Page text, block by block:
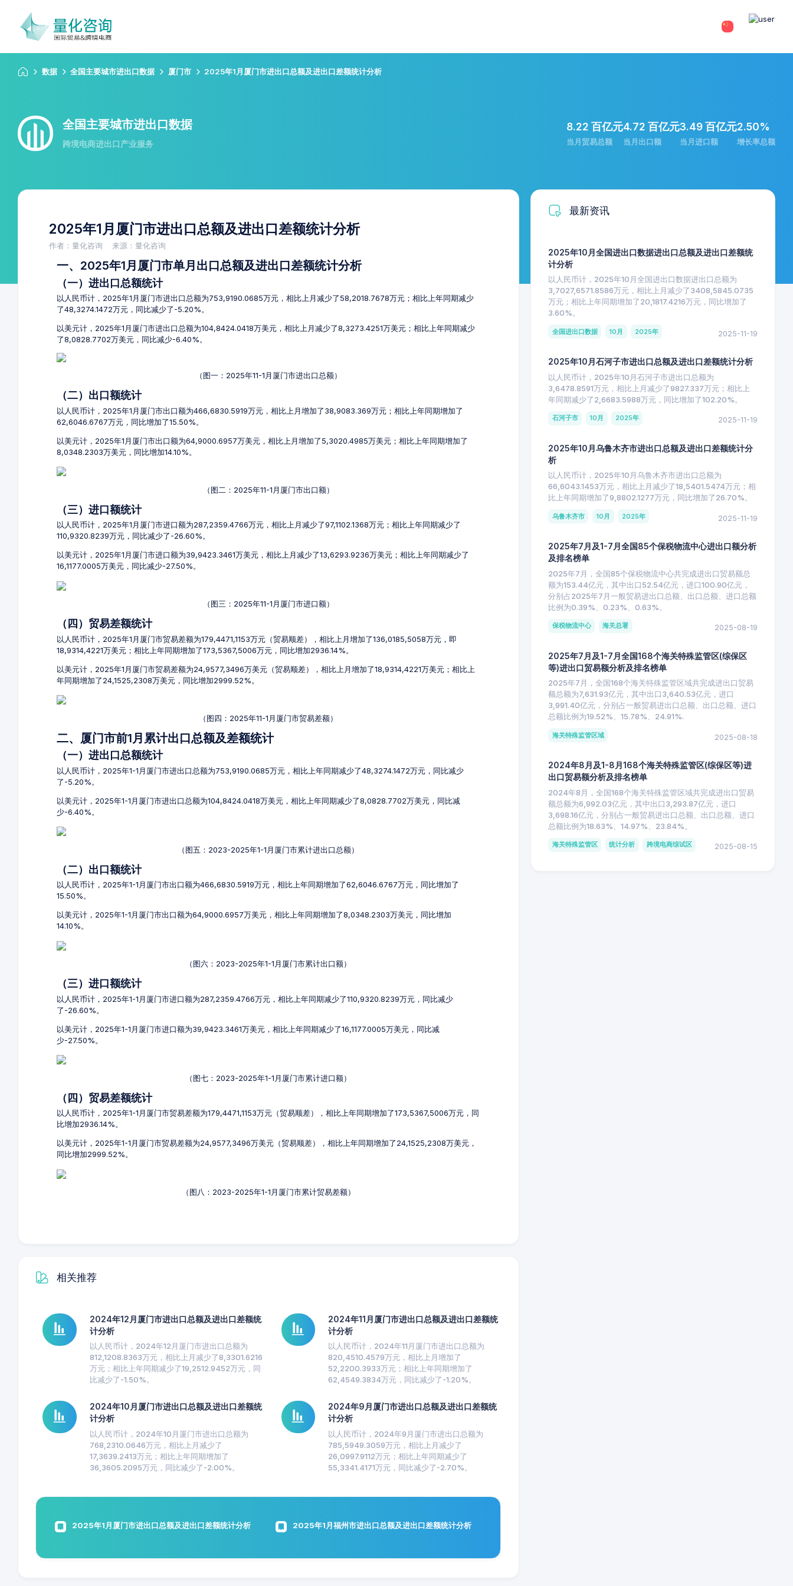
数据 全国主要城市进出口数据 厦门市 2025年1月厦门市进出口总额及进出口差额统计分析
全国主要城市进出口数据
跨境电商进出口产业服务
8.22 百亿元
当月贸易总额
4.72 百亿元
当月出口额
3.49 百亿元
当月进口额
2.50%
增长率总额
2025年1月厦门市进出口总额及进出口差额统计分析
作者：量化咨询 来源：量化咨询
一、2025年1月厦门市单月出口总额及进出口差额统计分析
（一）进出口总额统计
以人民币计，2025年1月厦门市进出口总额为753,9190.0685万元，相比上月减少了58,2018.7678万元；相比上年同期减少
了48,3274.1472万元，同比减少了-5.20%。
以美元计，2025年1月厦门市进出口总额为104,8424.0418万美元，相比上月减少了8,3273.4251万美元；相比上年同期减少
了8,0828.7702万美元，同比减少-6.40%。
（图一：2025年11-1月厦门市进出口总额）
（二）出口额统计
以人民币计，2025年1月厦门市出口额为466,6830.5919万元，相比上月增加了38,9083.369万元；相比上年同期增加了
62,6046.6767万元，同比增加了15.50%。
以美元计，2025年1月厦门市出口额为64,9000.6957万美元，相比上月增加了5,3020.4985万美元；相比上年同期增加了
8,0348.2303万美元，同比增加14.10%。
（图二：2025年11-1月厦门市出口额）
（三）进口额统计
以人民币计，2025年1月厦门市进口额为287,2359.4766万元，相比上月减少了97,1102.1368万元；相比上年同期减少了
110,9320.8239万元，同比减少了-26.60%。
以美元计，2025年1月厦门市进口额为39,9423.3461万美元，相比上月减少了13,6293.9236万美元；相比上年同期减少了
16,1177.0005万美元，同比减少-27.50%。
（图三：2025年11-1月厦门市进口额）
（四）贸易差额统计
以人民币计，2025年1月厦门市贸易差额为179,4471,1153万元（贸易顺差），相比上月增加了136,0185,5058万元，即
18,9314,4221万美元；相比上年同期增加了173,5367,5006万元，同比增加2936.14%。
以美元计，2025年1月厦门市贸易差额为24,9577,3496万美元（贸易顺差），相比上月增加了18,9314,4221万美元；相比上
年同期增加了24,1525,2308万美元，同比增加2999.52%。
（图四：2025年11-1月厦门市贸易差额）
二、厦门市前1月累计出口总额及差额统计
（一）进出口总额统计
以人民币计，2025年1-1月厦门市进出口总额为753,9190.0685万元，相比上年同期减少了48,3274.1472万元，同比减少
了-5.20%。
以美元计，2025年1-1月厦门市进出口总额为104,8424.0418万美元，相比上年同期减少了8,0828.7702万美元，同比减
少-6.40%。
（图五：2023-2025年1-1月厦门市累计进出口总额）
（二）出口额统计
以人民币计，2025年1-1月厦门市出口额为466,6830.5919万元，相比上年同期增加了62,6046.6767万元，同比增加了
15.50%。
以美元计，2025年1-1月厦门市出口额为64,9000.6957万美元，相比上年同期增加了8,0348.2303万美元，同比增加
14.10%。
（图六：2023-2025年1-1月厦门市累计出口额）
（三）进口额统计
以人民币计，2025年1-1月厦门市进口额为287,2359.4766万元，相比上年同期减少了110,9320.8239万元，同比减少
了-26.60%。
以美元计，2025年1-1月厦门市进口额为39,9423.3461万美元，相比上年同期减少了16,1177.0005万美元，同比减
少-27.50%。
（图七：2023-2025年1-1月厦门市累计进口额）
（四）贸易差额统计
以人民币计，2025年1-1月厦门市贸易差额为179,4471,1153万元（贸易顺差），相比上年同期增加了173,5367,5006万元，同
比增加2936.14%。
以美元计，2025年1-1月厦门市贸易差额为24,9577,3496万美元（贸易顺差），相比上年同期增加了24,1525,2308万美元，
同比增加2999.52%。
（图八：2023-2025年1-1月厦门市累计贸易差额）
相关推荐
2024年12月厦门市进出口总额及进出口差额统
计分析
以人民币计，2024年12月厦门市进出口总额为
812,1208.8363万元，相比上月减少了8,3301.6216
万元；相比上年同期减少了19,2512.9452万元，同
比减少了-1.50%。
2024年11月厦门市进出口总额及进出口差额统
计分析
以人民币计，2024年11月厦门市进出口总额为
820,4510.4579万元，相比上月增加了
52,2200.3933万元；相比上年同期增加了
62,4549.3834万元，同比减少了-1.20%。
2024年10月厦门市进出口总额及进出口差额统
计分析
以人民币计，2024年10月厦门市进出口总额为
768,2310.0646万元，相比上月减少了
17,3639.2413万元；相比上年同期增加了
36,3605.2095万元，同比减少了-2.00%。
2024年9月厦门市进出口总额及进出口差额统
计分析
以人民币计，2024年9月厦门市进出口总额为
785,5949.3059万元，相比上月减少了
26,0997.9112万元；相比上年同期减少了
55,3341.4171万元，同比减少了-2.70%。
2025年1月厦门市进出口总额及进出口差额统计分析 2025年1月福州市进出口总额及进出口差额统计分析
最新资讯
2025年10月全国进出口数据进出口总额及进出口差额统
计分析
以人民币计，2025年10月全国进出口数据进出口总额为
3,7027,6571.8586万元，相比上月减少了3408,5845.0735
万元；相比上年同期增加了20,1817.4216万元，同比增加了
3.60%。
全国进出口数据 10月 2025年 2025-11-19
2025年10月石河子市进出口总额及进出口差额统计分析
以人民币计，2025年10月石河子市进出口总额为
3,6478.8591万元，相比上月减少了9827.337万元；相比上
年同期减少了2,6683.5988万元，同比增加了102.20%。
石河子市 10月 2025年 2025-11-19
2025年10月乌鲁木齐市进出口总额及进出口差额统计分
析
以人民币计，2025年10月乌鲁木齐市进出口总额为
66,6043.1453万元，相比上月减少了18,5401.5474万元；相
比上年同期增加了9,8802.1277万元，同比增加了26.70%。
乌鲁木齐市 10月 2025年 2025-11-19
2025年7月及1-7月全国85个保税物流中心进出口额分析
及排名榜单
2025年7月，全国85个保税物流中心共完成进出口贸易额总
额为153.44亿元，其中出口52.54亿元，进口100.90亿元，
分别占2025年7月一般贸易进出口总额、出口总额、进口总额
比例为0.39%、0.23%、0.63%。
保税物流中心 海关总署 2025-08-19
2025年7月及1-7月全国168个海关特殊监管区(综保区
等)进出口贸易额分析及排名榜单
2025年7月，全国168个海关特殊监管区域共完成进出口贸易
额总额为7,631.93亿元，其中出口3,640.53亿元，进口
3,991.40亿元，分别占一般贸易进出口总额、出口总额、进口
总额比例为19.52%、15.78%、24.91%.
海关特殊监管区域 2025-08-18
2024年8月及1-8月168个海关特殊监管区(综保区等)进
出口贸易额分析及排名榜单
2024年8月，全国168个海关特殊监管区域共完成进出口贸易
额总额为6,992.03亿元，其中出口3,293.87亿元，进口
3,698.16亿元，分别占一般贸易进出口总额、出口总额、进口
总额比例为18.63%、14.97%、23.84%。
海关特殊监管区 统计分析 跨境电商综试区 2025-08-15